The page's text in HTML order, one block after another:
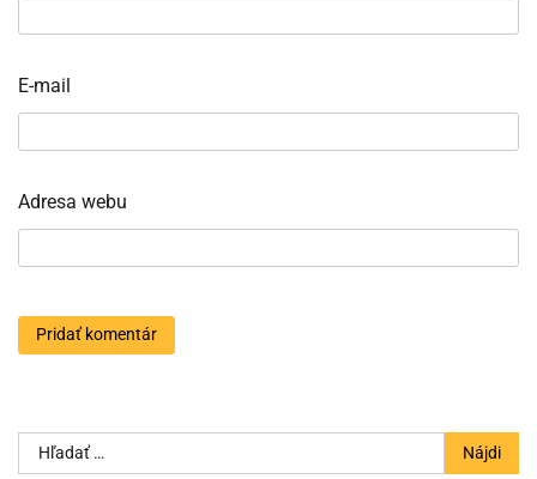
E-mail
Adresa webu
Hľadať: